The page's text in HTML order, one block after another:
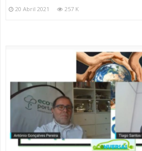
20 Abril 2021 257 K